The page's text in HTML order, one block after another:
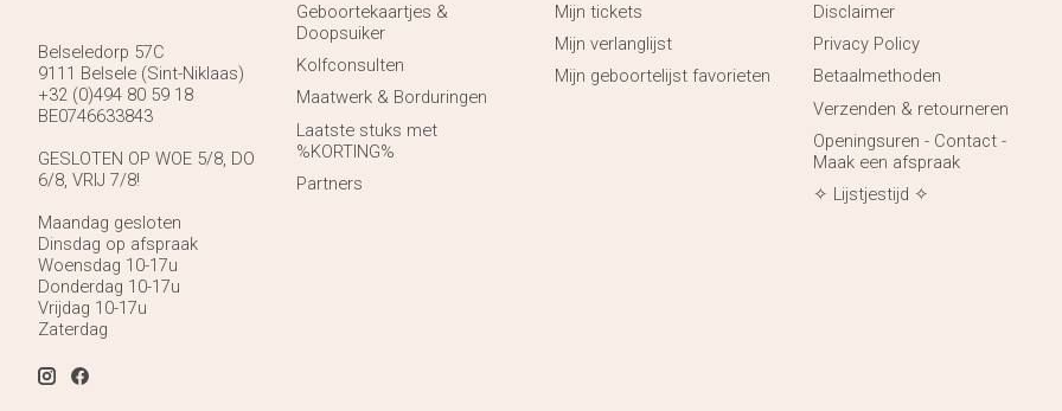
Belseledorp 57C
9111 Belsele (Sint-Niklaas)
+32 (0)494 80 59 18
BE0746633843
GESLOTEN OP WOE 5/8, DO
6/8, VRIJ 7/8!
Maandag gesloten
Dinsdag op afspraak
Woensdag 10-17u
Donderdag 10-17u
Vrijdag 10-17u
Zaterdag
Geboortekaartjes &
Doopsuiker
Kolfconsulten
Maatwerk & Borduringen
Laatste stuks met
%KORTING%
Partners
Mijn tickets
Mijn verlanglijst
Mijn geboortelijst favorieten
Disclaimer
Privacy Policy
Betaalmethoden
Verzenden & retourneren
Openingsuren - Contact -
Maak een afspraak
✧ Lijstjestijd ✧